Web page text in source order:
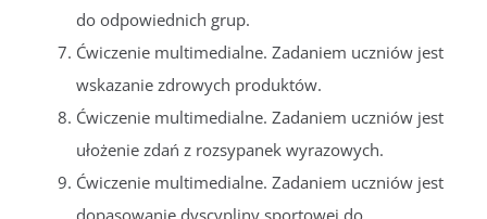
do odpowiednich grup.
Ćwiczenie multimedialne. Zadaniem uczniów jest
wskazanie zdrowych produktów.
Ćwiczenie multimedialne. Zadaniem uczniów jest
ułożenie zdań z rozsypanek wyrazowych.
Ćwiczenie multimedialne. Zadaniem uczniów jest